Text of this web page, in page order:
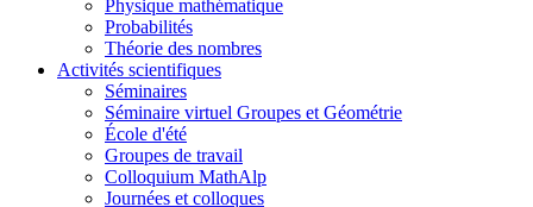
Physique mathématique
Probabilités
Théorie des nombres
Activités scientifiques
Séminaires
Séminaire virtuel Groupes et Géométrie
École d'été
Groupes de travail
Colloquium MathAlp
Journées et colloques